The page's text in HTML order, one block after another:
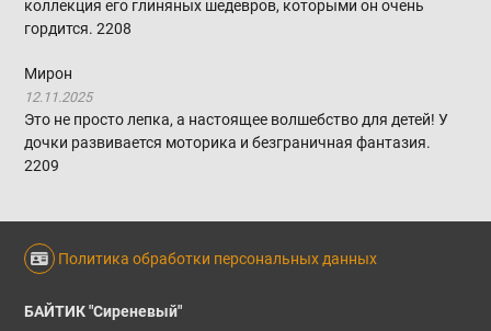
коллекция его глиняных шедевров, которыми он очень
гордится.2208
Мирон
12.11.2025
Это не просто лепка, а настоящее волшебство для детей! У
дочки развивается моторика и безграничная фантазия.
2209
Политика обработки персональных данных
БАЙТИК "Сиреневый"